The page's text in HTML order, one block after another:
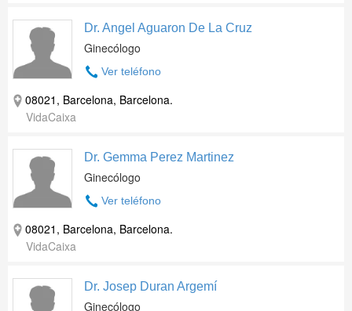
Dr. Angel Aguaron De La Cruz
Ginecólogo
Ver teléfono
08021, Barcelona, Barcelona.
VidaCaixa
Dr. Gemma Perez Martinez
Ginecólogo
Ver teléfono
08021, Barcelona, Barcelona.
VidaCaixa
Dr. Josep Duran Argemí
Ginecólogo